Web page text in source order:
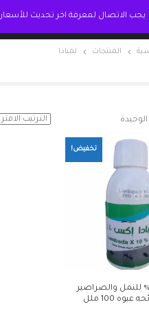
المنتجات لمبادا
تخفيض!
مبيد لمبدا 10% للنمل والصراصير
والبق بدون رائحه عبوه 100 ملل
يجب الاتصال لمعرفة اخر تحديث للأسعار